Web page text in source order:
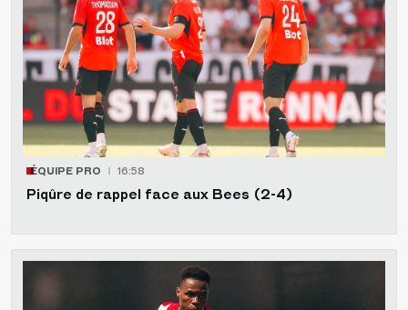
ÉQUIPE PRO 16:58
Piqûre de rappel face aux Bees (2-4)